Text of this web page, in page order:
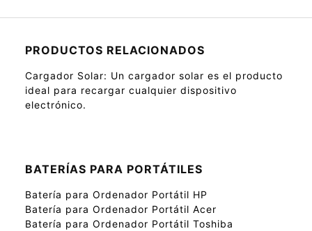
PRODUCTOS RELACIONADOS
Cargador Solar: Un cargador solar es el producto
ideal para recargar cualquier dispositivo
electrónico.
BATERÍAS PARA PORTÁTILES
Batería para Ordenador Portátil HP
Batería para Ordenador Portátil Acer
Batería para Ordenador Portátil Toshiba